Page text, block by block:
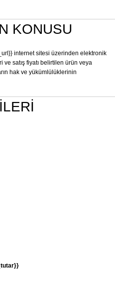
KONUSU
internet sitesi üzerinden elektronik
satış fiyatı belirtilen ürün veya
hak ve yükümlülüklerinin